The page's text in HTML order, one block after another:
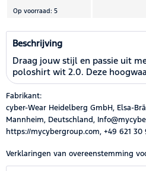
Op voorraad: 5
Beschrijving
Draag jouw stijl en passie uit
poloshirt wit 2.0. Deze
Fabrikant:
cyber-Wear Heidelberg GmbH, Elsa-
Mannheim, Deutschland,
https://mycybergroup.com, +49 621 30
Verklaringen van overeenstemming